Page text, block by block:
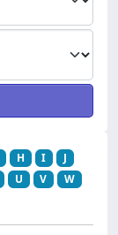
H I
J
U V
W